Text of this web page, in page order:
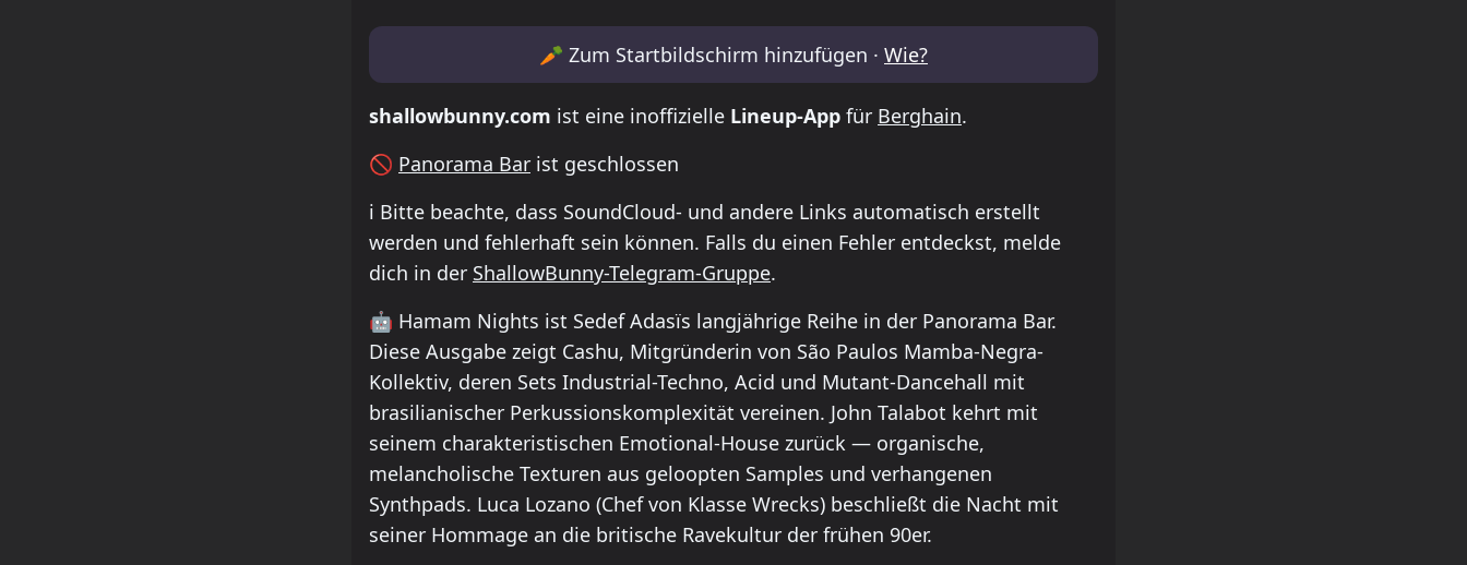
Lineup & Timetable for Hamam Nights /Panorama Bar
🥕 Zum Startbildschirm hinzufügen · Wie?
shallowbunny.com ist eine inoffizielle Lineup-App für Berghain.
🚫 Panorama Bar ist geschlossen
ℹ️ Bitte beachte, dass SoundCloud- und andere Links automatisch erstellt
werden und fehlerhaft sein können. Falls du einen Fehler entdeckst, melde
dich in der ShallowBunny-Telegram-Gruppe.
🤖 Hamam Nights ist Sedef Adasïs langjährige Reihe in der Panorama Bar.
Diese Ausgabe zeigt Cashu, Mitgründerin von São Paulos Mamba-Negra-
Kollektiv, deren Sets Industrial-Techno, Acid und Mutant-Dancehall mit
brasilianischer Perkussionskomplexität vereinen. John Talabot kehrt mit
seinem charakteristischen Emotional-House zurück — organische,
melancholische Texturen aus geloopten Samples und verhangenen
Synthpads. Luca Lozano (Chef von Klasse Wrecks) beschließt die Nacht mit
seiner Hommage an die britische Ravekultur der frühen 90er.